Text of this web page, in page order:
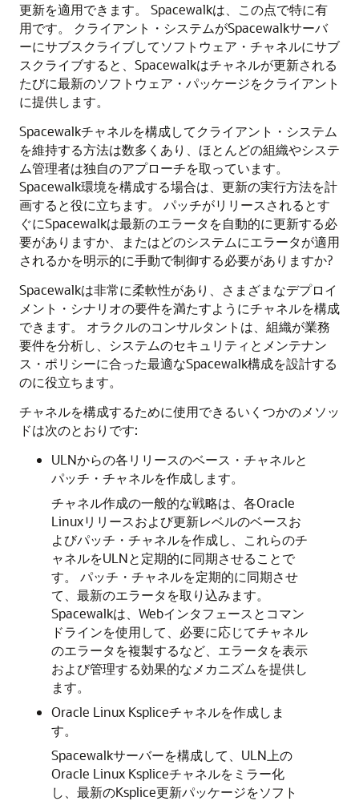
更新を適用できます。
Spacewalkは、この点で特に有
用です。
クライアント・システムがSpacewalkサーバ
ーにサブスクライブしてソフトウェア・チャネルにサブ
スクライブすると、Spacewalkはチャネルが更新される
たびに最新のソフトウェア・パッケージをクライアント
に提供します。
Spacewalkチャネルを構成してクライアント・システム
を維持する方法は数多くあり、ほとんどの組織やシステ
ム管理者は独自のアプローチを取っています。
Spacewalk環境を構成する場合は、更新の実行方法を計
画すると役に立ちます。
パッチがリリースされるとす
ぐにSpacewalkは最新のエラータを自動的に更新する必
要がありますか、またはどのシステムにエラータが適用
されるかを明示的に手動で制御する必要がありますか?
Spacewalkは非常に柔軟性があり、さまざまなデプロイ
メント・シナリオの要件を満たすようにチャネルを構成
できます。
オラクルのコンサルタントは、組織が業務
要件を分析し、システムのセキュリティとメンテナン
ス・ポリシーに合った最適なSpacewalk構成を設計する
のに役立ちます。
チャネルを構成するために使用できるいくつかのメソッ
ドは次のとおりです:
ULNからの各リリースのベース・チャネルと
パッチ・チャネルを作成します。
チャネル作成の一般的な戦略は、各Oracle
Linuxリリースおよび更新レベルのベースお
よびパッチ・チャネルを作成し、これらのチ
ャネルをULNと定期的に同期させることで
す。
パッチ・チャネルを定期的に同期させ
て、最新のエラータを取り込みます。
Spacewalkは、Webインタフェースとコマン
ドラインを使用して、必要に応じてチャネル
のエラータを複製するなど、エラータを表示
および管理する効果的なメカニズムを提供し
ます。
Oracle Linux Kspliceチャネルを作成しま
す。
Spacewalkサーバーを構成して、ULN上の
Oracle Linux Kspliceチャネルをミラー化
し、最新のKsplice更新パッケージをソフト